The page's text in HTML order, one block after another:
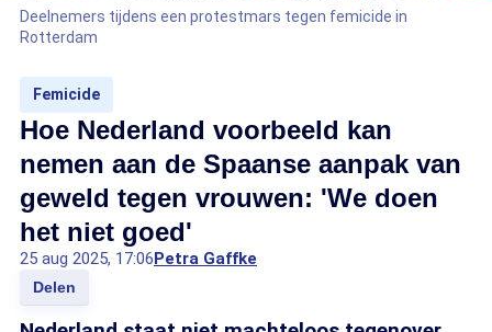
Deelnemers tijdens een protestmars tegen femicide in
Rotterdam
Femicide
Hoe Nederland voorbeeld kan
nemen aan de Spaanse aanpak van
geweld tegen vrouwen: 'We doen
het niet goed'
25 aug 2025, 17:06Petra Gaffke
Delen